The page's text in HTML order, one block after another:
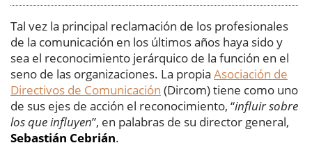
Tal vez la principal reclamación de los profesionales
de la comunicación en los últimos años haya sido y
sea el reconocimiento jerárquico de la función en el
seno de las organizaciones. La propia Asociación de
Directivos de Comunicación (Dircom) tiene como uno
de sus ejes de acción el reconocimiento, “influir sobre
los que influyen”, en palabras de su director general,
Sebastián Cebrián.